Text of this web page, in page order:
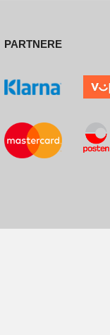
PARTNERE